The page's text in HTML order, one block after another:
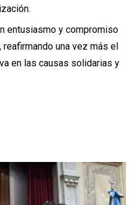
entusiasmo y compromiso
una vez más el
en las causas solidarias y